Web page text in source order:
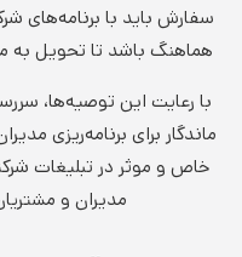
سفارش باید با برنامه‌های
هماهنگ باشد تا تحویل به
با رعایت این توصیه‌ها،
ماندگار برای برنامه‌ریزی
خاص و موثر در تبلیغات
مدیران و